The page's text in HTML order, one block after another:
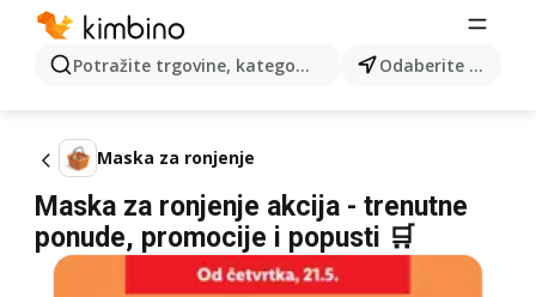
Potražite trgovine, kategorije, proizvode... Odaberite grad
Maska za ronjenje
Maska za ronjenje akcija - trenutne
ponude, promocije i popusti 🛒